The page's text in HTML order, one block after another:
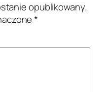
opublikowany.
*